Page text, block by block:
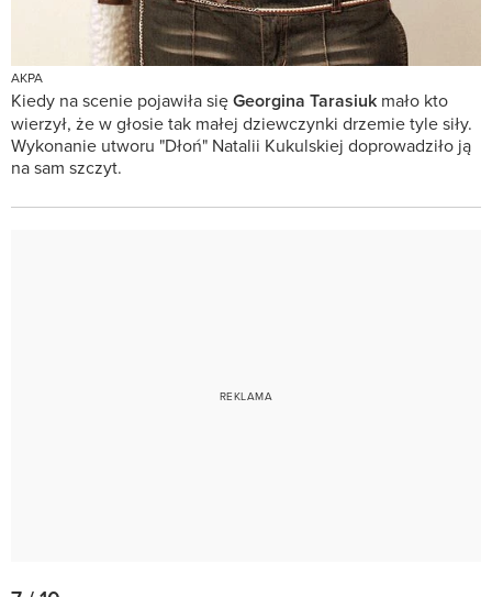
AKPA
Kiedy na scenie pojawiła sięGeorgina Tarasiuk mało kto
wierzył, że w głosie tak małej dziewczynki drzemie tyle siły.
Wykonanie utworu "Dłoń" Natalii Kukulskiej doprowadziło ją
na sam szczyt.